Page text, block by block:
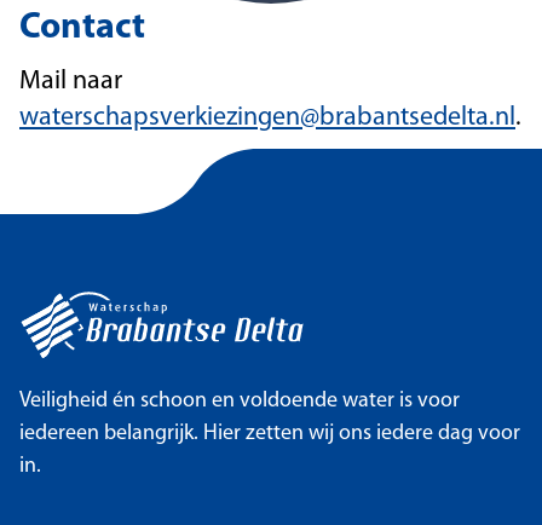
Contact
Mail naar
waterschapsverkiezingen@brabantsedelta.nl.
Veiligheid én schoon en voldoende water is voor
iedereen belangrijk. Hier zetten wij ons iedere dag voor
in.